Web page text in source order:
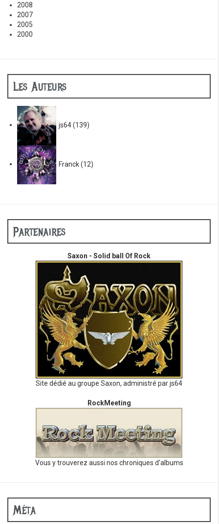
2008
2007
2005
2000
Les Auteurs
js64(139)
Franck(12)
Partenaires
Saxon - Solid ball Of Rock
Site dédié au groupe Saxon, administré par js64
RockMeeting
Vous y trouverez aussi nos chroniques d'albums
Méta